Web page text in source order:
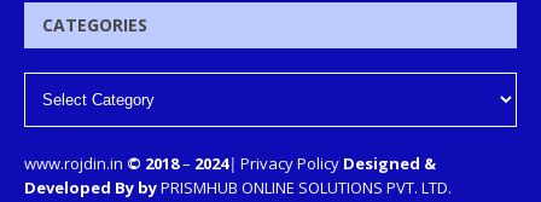
CATEGORIES
www.rojdin.in © 2018– 2024| Privacy Policy Designed &
Developed By byPRISMHUB ONLINE SOLUTIONS PVT. LTD.